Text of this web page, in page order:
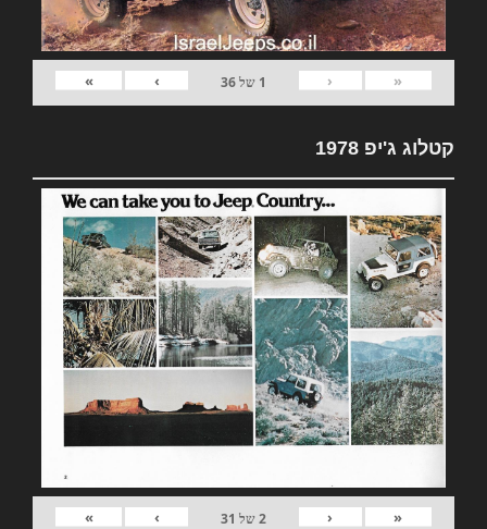
«
‹
1 של36
›
»
קטלוג ג'יפ 1978
«
‹
2של 31
›
»